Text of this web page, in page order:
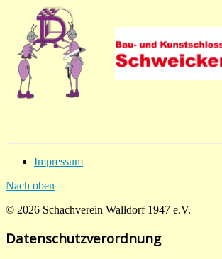
Impressum
Nach oben
© 2026 Schachverein Walldorf 1947 e.V.
Datenschutzverordnung